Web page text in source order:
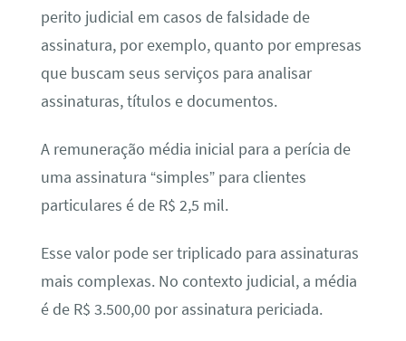
perito judicial em casos de falsidade de
assinatura, por exemplo, quanto por empresas
que buscam seus serviços para analisar
assinaturas, títulos e documentos.
A remuneração média inicial para a perícia de
uma assinatura “simples” para clientes
particulares é de R$ 2,5 mil.
Esse valor pode ser triplicado para assinaturas
mais complexas. No contexto judicial, a média
é de R$ 3.500,00 por assinatura periciada.